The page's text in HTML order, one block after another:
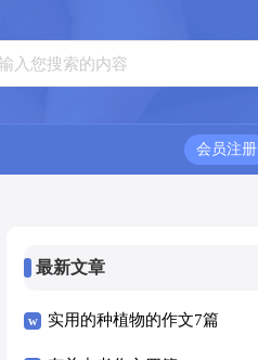
会员注册
最新文章
实用的种植物的作文7篇